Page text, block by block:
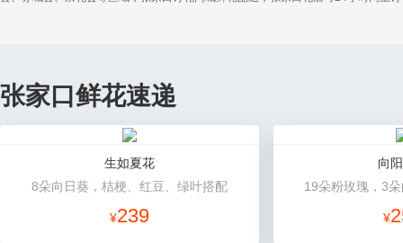
张家口鲜花速递
生如夏花
8朵向日葵，桔梗、红豆、绿叶搭配
¥239
向
19朵粉玫瑰，3
¥